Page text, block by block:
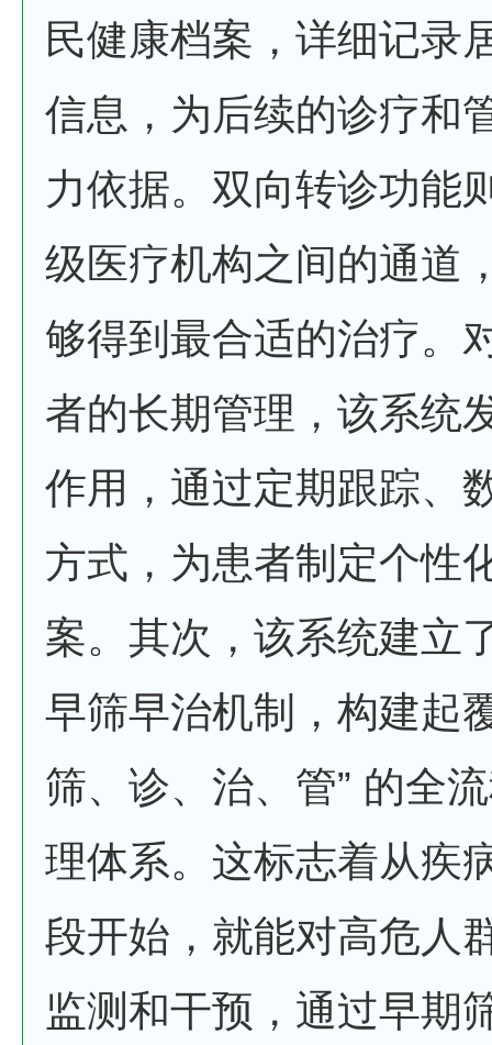
民健康档案，详细记录
信息，为后续的诊疗和
力依据。双向转诊功能
级医疗机构之间的通道
够得到最合适的治疗。
者的长期管理，该系统
作用，通过定期跟踪、
方式，为患者制定个性
案。其次，该系统建立
早筛早治机制，构建起
筛、诊、治、管” 的全
理体系。这标志着从疾
段开始，就能对高危人
监测和干预，通过早期